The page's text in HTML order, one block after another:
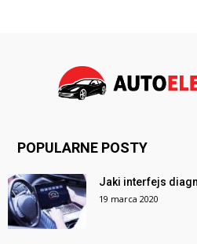
POPULARNE POSTY
Jaki interfejs
19 marca 2020